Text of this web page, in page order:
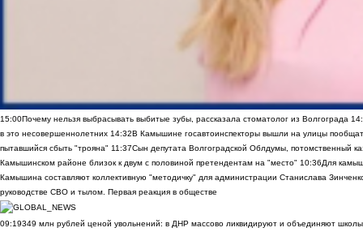
15:00Почему нельзя выбрасывать выбитые зубы, рассказала стоматолог из Волгограда
в это несовершеннолетних 14:32В Камышине госавтоинспекторы вышли на улицы
пытавшийся сбыть "трояна" 11:37Сын депутата Волгоградской Облдумы, потомственный
Камышинском районе близок к двум с половиной претендентам на "место" 10:36Для
Камышина составляют коллективную "методичку" для администрации Станислава
руководстве СВО и тылом. Первая реакция в обществе
09:19349 млн рублей ценой увольнений: в ДНР массово ликвидируют и объединяют